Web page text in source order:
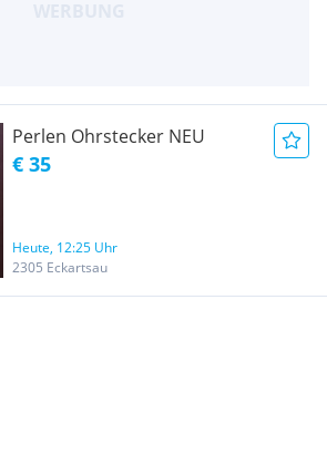
Perlen Ohrstecker NEU
€ 35
Heute, 12:25 Uhr
2305 Eckartsau